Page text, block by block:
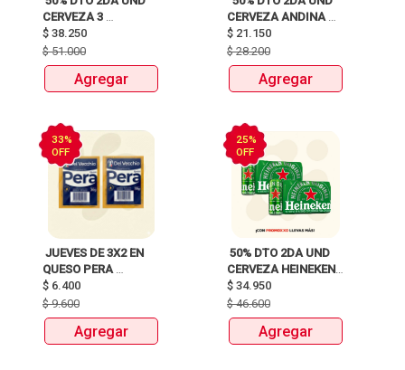
CERVEZA 3
CORDILLERAS
ROSADA SIX PACK
LATAX269ml
$ 38.250
$51.000
Agregar
CERVEZA ANDINA
$ 21.150
$28.200
Agregar
33%
OFF
JUEVES DE 3X2 EN
QUESO PERA
$ 6.400
$9.600
Agregar
25%
OFF
50% DTO 2DA UND
CERVEZA HEINEKEN
SIX PACK LATA
X310ml
$ 34.950
$46.600
Agregar